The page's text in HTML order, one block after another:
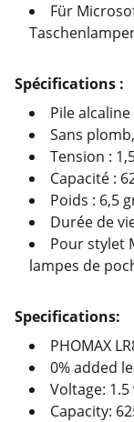
Für
Spécifications :
Pile alcaline
Sans
Tension :
Capacité :
Poids : 6,5
Durée de
Pour stylet
lampes de
Specifications:
PHOMAX
0% added
Voltage:
Capacity: